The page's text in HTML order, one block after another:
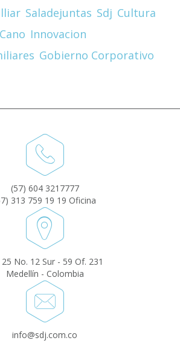
Saladejuntas Sdj Cultura
Innovacion
Gobierno Corporativo
(57) 604 3217777
313 759 19 19 Oficina
25 No. 12 Sur - 59 Of. 231
Medellín - Colombia
info@sdj.com.co